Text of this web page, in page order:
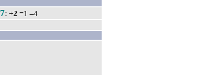
7: +2 =1 –4